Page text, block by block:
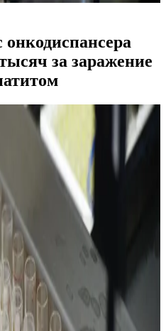
за заражение